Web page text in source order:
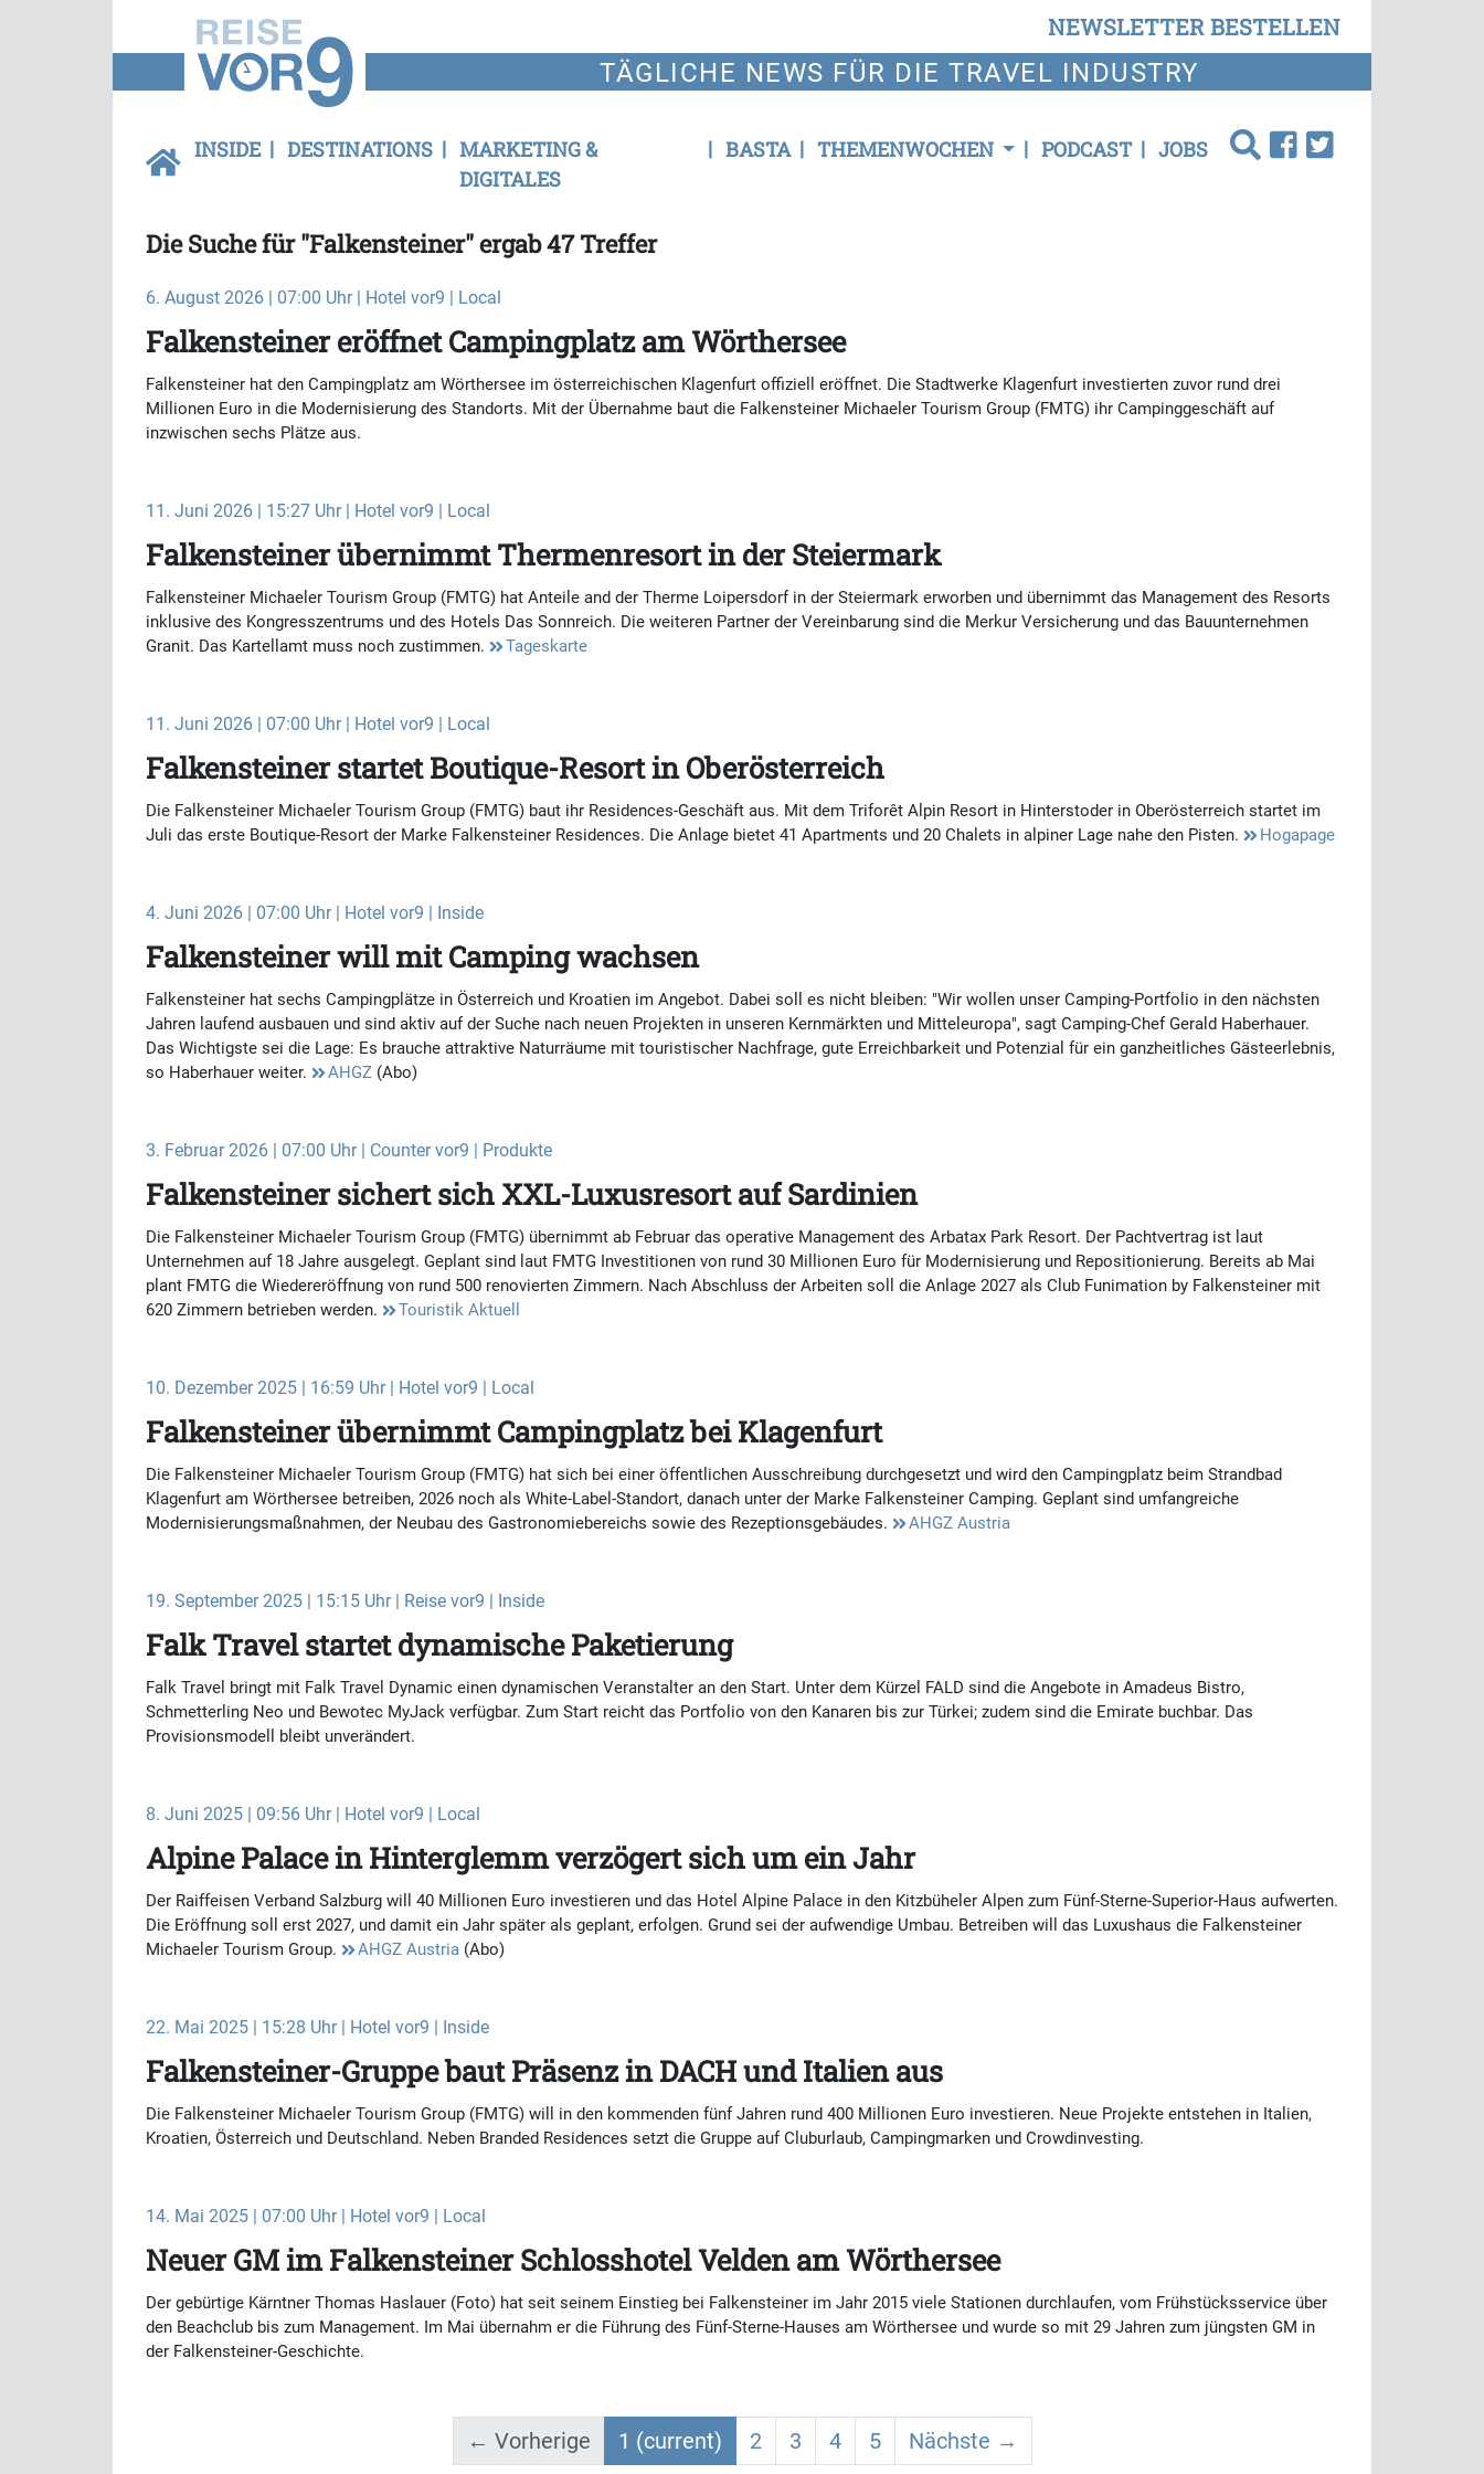
NEWSLETTER BESTELLEN
TÄGLICHE NEWS FÜR DIE TRAVEL INDUSTRY
INSIDE DESTINATIONS
MARKETING &
DIGITALES
BASTA THEMENWOCHEN PODCAST JOBS
Die Suche für "Falkensteiner" ergab 47 Treffer
6. August 2026 | 07:00 Uhr | Hotel vor9 | Local
Falkensteiner eröffnet Campingplatz am Wörthersee
Falkensteiner hat den Campingplatz am Wörthersee im österreichischen Klagenfurt offiziell eröffnet. Die Stadtwerke Klagenfurt investierten zuvor rund drei
Millionen Euro in die Modernisierung des Standorts. Mit der Übernahme baut die Falkensteiner Michaeler Tourism Group (FMTG) ihr Campinggeschäft auf
inzwischen sechs Plätze aus.
11. Juni 2026 | 15:27 Uhr | Hotel vor9 | Local
Falkensteiner übernimmt Thermenresort in der Steiermark
Falkensteiner Michaeler Tourism Group (FMTG) hat Anteile and der Therme Loipersdorf in der Steiermark erworben und übernimmt das Management des Resorts
inklusive des Kongresszentrums und des Hotels Das Sonnreich. Die weiteren Partner der Vereinbarung sind die Merkur Versicherung und das Bauunternehmen
Granit. Das Kartellamt muss noch zustimmen.
Tageskarte
11. Juni 2026 | 07:00 Uhr | Hotel vor9 | Local
Falkensteiner startet Boutique-Resort in Oberösterreich
Die Falkensteiner Michaeler Tourism Group (FMTG) baut ihr Residences-Geschäft aus. Mit dem Triforêt Alpin Resort in Hinterstoder in Oberösterreich startet im
Juli das erste Boutique-Resort der Marke Falkensteiner Residences. Die Anlage bietet 41 Apartments und 20 Chalets in alpiner Lage nahe den Pisten.
Hogapage
4. Juni 2026 | 07:00 Uhr | Hotel vor9 | Inside
Falkensteiner will mit Camping wachsen
Falkensteiner hat sechs Campingplätze in Österreich und Kroatien im Angebot. Dabei soll es nicht bleiben: "Wir wollen unser Camping-Portfolio in den nächsten
Jahren laufend ausbauen und sind aktiv auf der Suche nach neuen Projekten in unseren Kernmärkten und Mitteleuropa", sagt Camping-Chef Gerald Haberhauer.
Das Wichtigste sei die Lage: Es brauche attraktive Naturräume mit touristischer Nachfrage, gute Erreichbarkeit und Potenzial für ein ganzheitliches Gästeerlebnis,
so Haberhauer weiter.
AHGZ (Abo)
3. Februar 2026 | 07:00 Uhr | Counter vor9 | Produkte
Falkensteiner sichert sich XXL-Luxusresort auf Sardinien
Die Falkensteiner Michaeler Tourism Group (FMTG) übernimmt ab Februar das operative Management des Arbatax Park Resort. Der Pachtvertrag ist laut
Unternehmen auf 18 Jahre ausgelegt. Geplant sind laut FMTG Investitionen von rund 30 Millionen Euro für Modernisierung und Repositionierung. Bereits ab Mai
plant FMTG die Wiedereröffnung von rund 500 renovierten Zimmern. Nach Abschluss der Arbeiten soll die Anlage 2027 als Club Funimation by Falkensteiner mit
620 Zimmern betrieben werden.
Touristik Aktuell
10. Dezember 2025 | 16:59 Uhr | Hotel vor9 | Local
Falkensteiner übernimmt Campingplatz bei Klagenfurt
Die Falkensteiner Michaeler Tourism Group (FMTG) hat sich bei einer öffentlichen Ausschreibung durchgesetzt und wird den Campingplatz beim Strandbad
Klagenfurt am Wörthersee betreiben, 2026 noch als White-Label-Standort, danach unter der Marke Falkensteiner Camping. Geplant sind umfangreiche
Modernisierungsmaßnahmen, der Neubau des Gastronomiebereichs sowie des Rezeptionsgebäudes.
AHGZ Austria
19. September 2025 | 15:15 Uhr | Reise vor9 | Inside
Falk Travel startet dynamische Paketierung
Falk Travel bringt mit Falk Travel Dynamic einen dynamischen Veranstalter an den Start. Unter dem Kürzel FALD sind die Angebote in Amadeus Bistro,
Schmetterling Neo und Bewotec MyJack verfügbar. Zum Start reicht das Portfolio von den Kanaren bis zur Türkei; zudem sind die Emirate buchbar. Das
Provisionsmodell bleibt unverändert.
8. Juni 2025 | 09:56 Uhr | Hotel vor9 | Local
Alpine Palace in Hinterglemm verzögert sich um ein Jahr
Der Raiffeisen Verband Salzburg will 40 Millionen Euro investieren und das Hotel Alpine Palace in den Kitzbüheler Alpen zum Fünf-Sterne-Superior-Haus aufwerten.
Die Eröffnung soll erst 2027, und damit ein Jahr später als geplant, erfolgen. Grund sei der aufwendige Umbau. Betreiben will das Luxushaus die Falkensteiner
Michaeler Tourism Group.
AHGZ Austria (Abo)
22. Mai 2025 | 15:28 Uhr | Hotel vor9 | Inside
Falkensteiner-Gruppe baut Präsenz in DACH und Italien aus
Die Falkensteiner Michaeler Tourism Group (FMTG) will in den kommenden fünf Jahren rund 400 Millionen Euro investieren. Neue Projekte entstehen in Italien,
Kroatien, Österreich und Deutschland. Neben Branded Residences setzt die Gruppe auf Cluburlaub, Campingmarken und Crowdinvesting.
14. Mai 2025 | 07:00 Uhr | Hotel vor9 | Local
Neuer GM im Falkensteiner Schlosshotel Velden am Wörthersee
Der gebürtige Kärntner Thomas Haslauer (Foto) hat seit seinem Einstieg bei Falkensteiner im Jahr 2015 viele Stationen durchlaufen, vom Frühstücksservice über
den Beachclub bis zum Management. Im Mai übernahm er die Führung des Fünf-Sterne-Hauses am Wörthersee und wurde so mit 29 Jahren zum jüngsten GM in
der Falkensteiner-Geschichte.
← Vorherige 1 (current) 2 3 4 5 Nächste →